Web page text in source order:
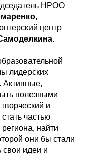
НРОО
,
центр
.
лидерских
Активные,
полезными
и
частью
найти
они бы стали
идеи и